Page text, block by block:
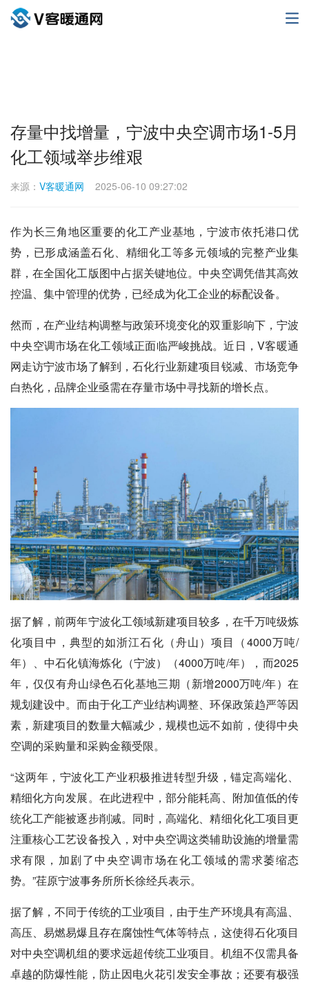
存量中找增量，宁波中央空调市场1-5月
化工领域举步维艰
来源： V客暖通网 2025-06-10 09:27:02
作为长三角地区重要的化工产业基地，宁波市依托港口优
势，已形成涵盖石化、精细化工等多元领域的完整产业集
群，在全国化工版图中占据关键地位。中央空调凭借其高效
控温、集中管理的优势，已经成为化工企业的标配设备。
然而，在产业结构调整与政策环境变化的双重影响下，宁波
中央空调市场在化工领域正面临严峻挑战。近日，V客暖通
网走访宁波市场了解到，石化行业新建项目锐减、市场竞争
白热化，品牌企业亟需在存量市场中寻找新的增长点。
据了解，前两年宁波化工领域新建项目较多，在千万吨级炼
化项目中，典型的如浙江石化（舟山）项目（4000万吨/
年）、中石化镇海炼化（宁波）（4000万吨/年），而2025
年，仅仅有舟山绿色石化基地三期（新增2000万吨/年）在
规划建设中。而由于化工产业结构调整、环保政策趋严等因
素，新建项目的数量大幅减少，规模也远不如前，使得中央
空调的采购量和采购金额受限。
“这两年，宁波化工产业积极推进转型升级，锚定高端化、
精细化方向发展。在此进程中，部分能耗高、附加值低的传
统化工产能被逐步削减。同时，高端化、精细化化工项目更
注重核心工艺设备投入，对中央空调这类辅助设施的增量需
求有限，加剧了中央空调市场在化工领域的需求萎缩态
势。”荏原宁波事务所所长徐经兵表示。
据了解，不同于传统的工业项目，由于生产环境具有高温、
高压、易燃易爆且存在腐蚀性气体等特点，这使得石化项目
对中央空调机组的要求远超传统工业项目。机组不仅需具备
卓越的防爆性能，防止因电火花引发安全事故；还要有极强